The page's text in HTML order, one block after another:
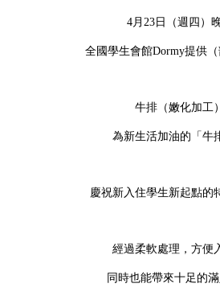
4月23日（週四）
全國學生會館Dormy提供（
牛排（嫩化加工）
為新生活加油的「牛
慶祝新入住學生新起點的
經過柔軟處理，方便
同時也能帶來十足的滿